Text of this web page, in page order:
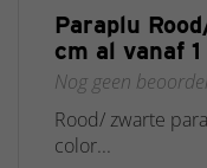
Paraplu
cm al vanaf
Nog geen
Rood/ zwarte
color...